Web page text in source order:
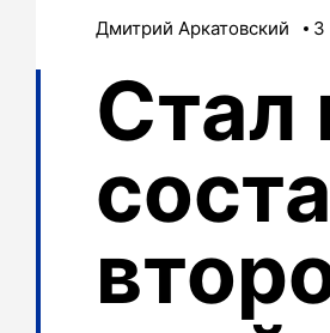
Дмитрий Аркатовский 3
Стал